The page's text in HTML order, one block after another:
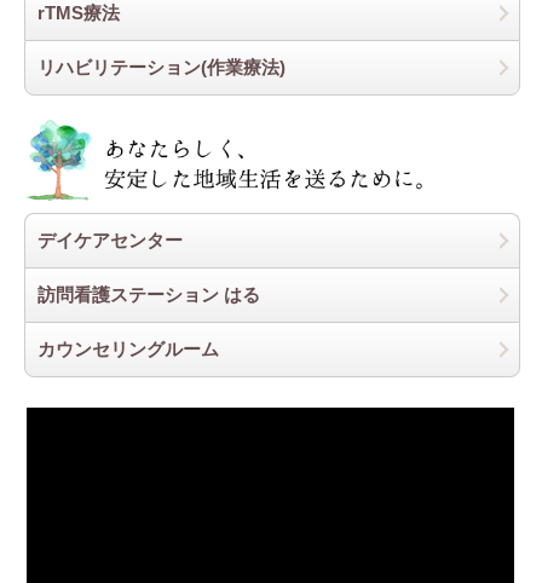
rTMS療法
リハビリテーション(作業療法)
デイケアセンター
訪問看護ステーション はる
カウンセリングルーム